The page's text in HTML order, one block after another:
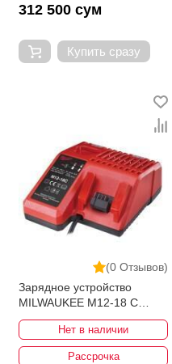
312 500 сум
Купить сразу
(0 Отзывов)
Зарядное устройство
MILWAUKEE M12-18 C
4932352959
Нет в наличии
Рассрочка